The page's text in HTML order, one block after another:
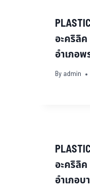
อะคริลิ
อำเภอ
By admin
อะคริลิ
อำเภอ